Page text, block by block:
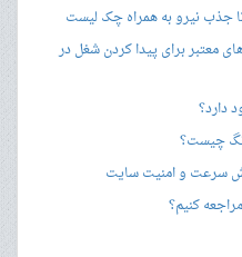
تا جذب نیرو به همراه چک لیست
معتبر برای پیدا کردن شغل در
دارد؟
چیست؟
سرعت و امنیت سایت
کنیم؟